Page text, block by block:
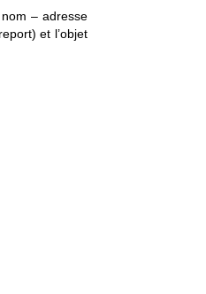
– adresse
et l’objet